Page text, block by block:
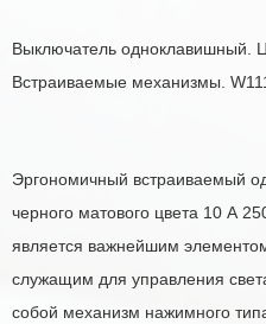
Выключатель одноклавишный.
Встраиваемые механизмы.
Эргономичный встраиваемый
черного матового цвета 10 А
является важнейшим
служащим для управления
собой механизм нажимного